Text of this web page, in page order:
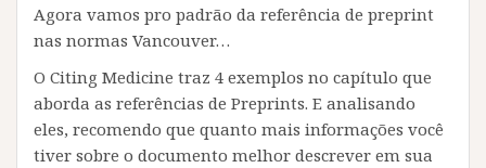
Agora vamos pro padrão da referência de preprint
nas normas Vancouver…
O Citing Medicine traz 4 exemplos no capítulo que
aborda as referências de Preprints. E analisando
eles, recomendo que quanto mais informações você
tiver sobre o documento melhor descrever em sua